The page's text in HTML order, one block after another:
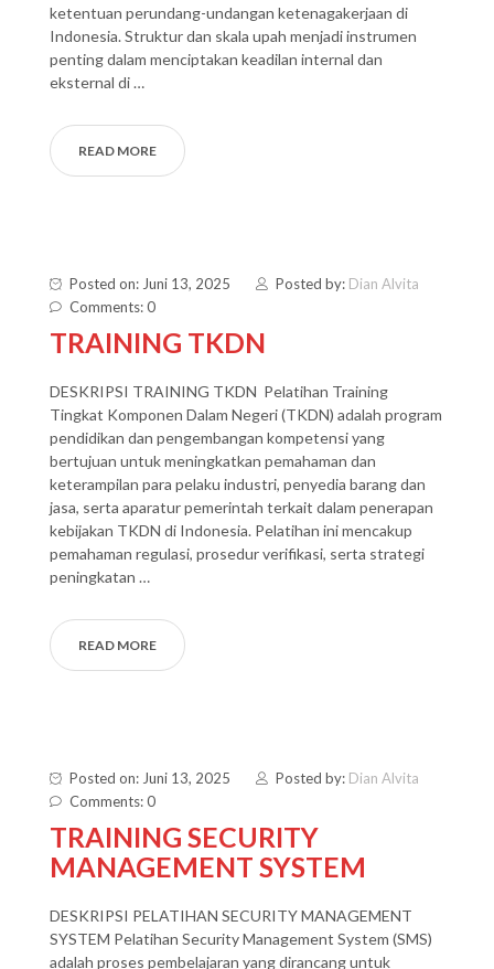
ketentuan perundang-undangan ketenagakerjaan di
Indonesia. Struktur dan skala upah menjadi instrumen
penting dalam menciptakan keadilan internal dan
eksternal di …
READ MORE
Posted on: Juni 13, 2025 Posted by: Dian Alvita
Comments: 0
TRAINING TKDN
DESKRIPSI TRAINING TKDN Pelatihan Training
Tingkat Komponen Dalam Negeri (TKDN) adalah program
pendidikan dan pengembangan kompetensi yang
bertujuan untuk meningkatkan pemahaman dan
keterampilan para pelaku industri, penyedia barang dan
jasa, serta aparatur pemerintah terkait dalam penerapan
kebijakan TKDN di Indonesia. Pelatihan ini mencakup
pemahaman regulasi, prosedur verifikasi, serta strategi
peningkatan …
READ MORE
Posted on: Juni 13, 2025 Posted by: Dian Alvita
Comments: 0
TRAINING SECURITY
MANAGEMENT SYSTEM
DESKRIPSI PELATIHAN SECURITY MANAGEMENT
SYSTEM Pelatihan Security Management System (SMS)
adalah proses pembelajaran yang dirancang untuk